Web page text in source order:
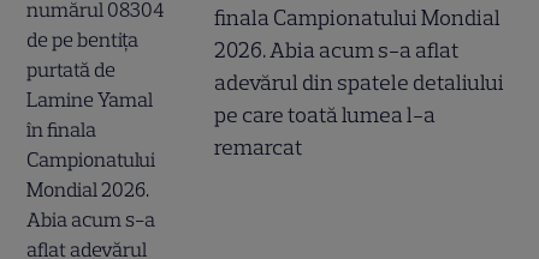
finala Campionatului Mondial
2026. Abia acum s-a aflat
adevărul din spatele detaliului
pe care toată lumea l-a
remarcat